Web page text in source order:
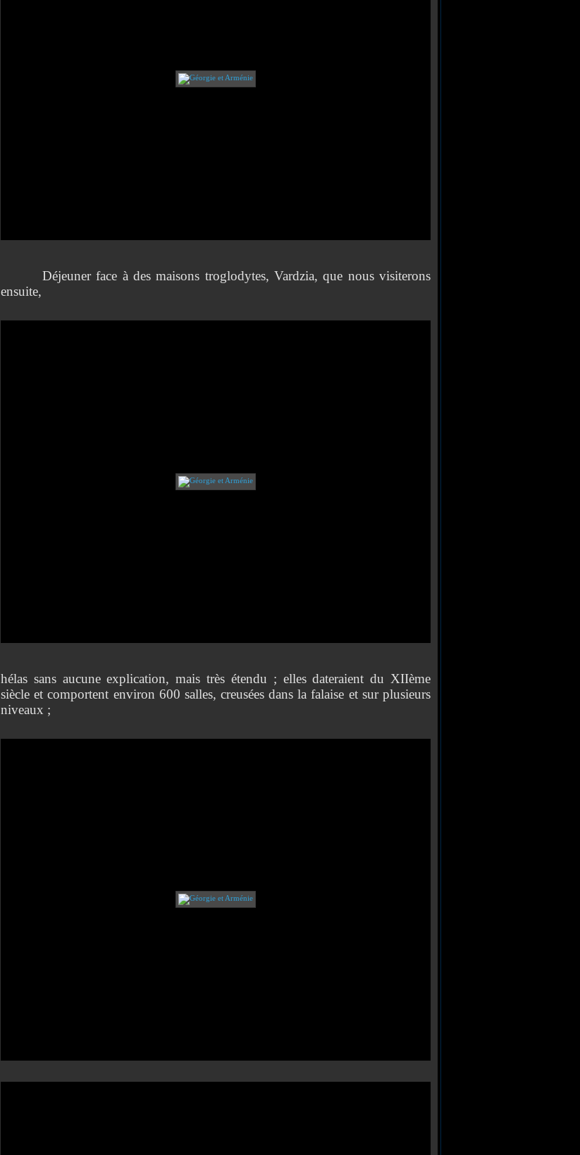
Déjeuner face à des maisons troglodytes, Vardzia, que nous visiterons
ensuite,
hélas sans aucune explication, mais très étendu ; elles dateraient du XIIème
siècle et comportent environ 600 salles, creusées dans la falaise et sur plusieurs
niveaux ;